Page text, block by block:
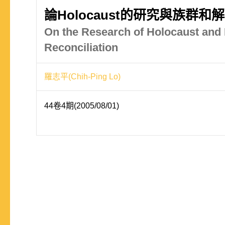
論Holocaust的研究與族群和解
On the Research of Holocaust and
Reconciliation
羅志平(Chih-Ping Lo)
44卷4期(2005/08/01)